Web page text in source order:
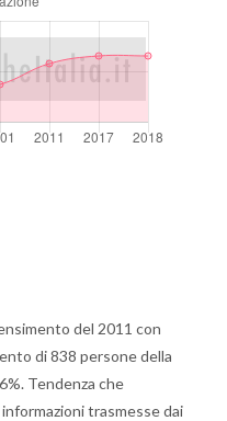
del 2011 con
di 838 persone della
Tendenza che
trasmesse dai